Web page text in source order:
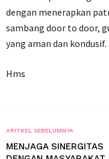
dengan menerapkan
sambang door to door,
yang aman dan
Hms
ARITKEL SEBELUMNYA
MENJAGA SINERGITAS